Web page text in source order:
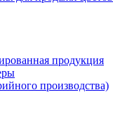
продукция
производства)